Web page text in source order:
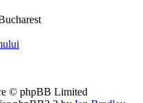
© phpBB Limited